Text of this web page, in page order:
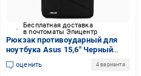
Бесплатная доставка
в почтоматы Эпицентр
Рюкзак противоударный для
ноутбука Asus 15,6" Черный
(IBN030B3 )
оценить 4 варианта